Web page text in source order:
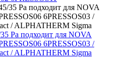
Pa подходит для NOVA
6PRESSOS03 /
/ ALPHATHERM Sigma